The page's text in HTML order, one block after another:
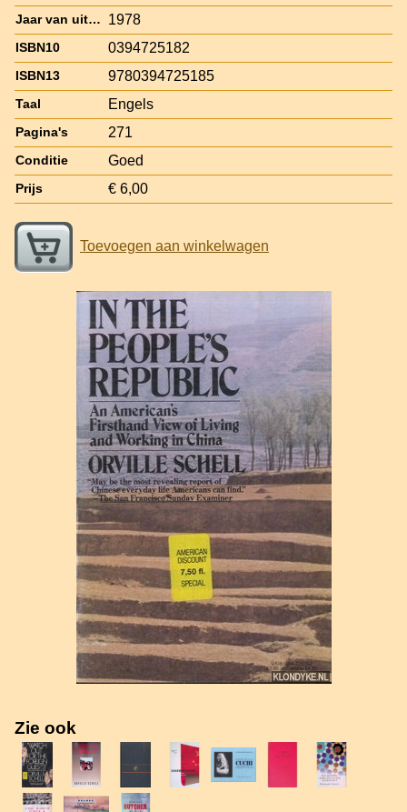
Jaar van uitgave 1978
ISBN10 0394725182
ISBN13 9780394725185
Taal Engels
Pagina's 271
Conditie Goed
Prijs € 6,00
Toevoegen aan winkelwagen
Zie ook